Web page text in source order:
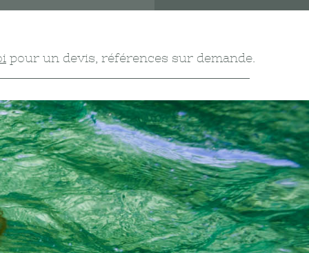
pour un devis, références sur demande.